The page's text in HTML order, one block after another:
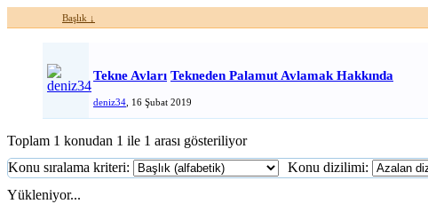
Başlık ↓
Tekne Avları Tekneden Palamut Avlamak Hakkında
deniz34 16 Şubat 2019
Toplam 1 konudan 1 ile 1 arası gösteriliyor
Konu sıralama kriteri: Konu dizilimi:
Yükleniyor...